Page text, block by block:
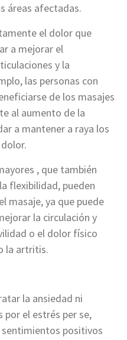
áreas afectadas.
el dolor que
a mejorar el
y la
las personas con
de los masajes
al aumento de la
a mantener a raya los
, que también
flexibilidad, pueden
masaje, ya que puede
la circulación y
o el dolor físico
la artritis.
la ansiedad ni
el estrés per se,
positivos